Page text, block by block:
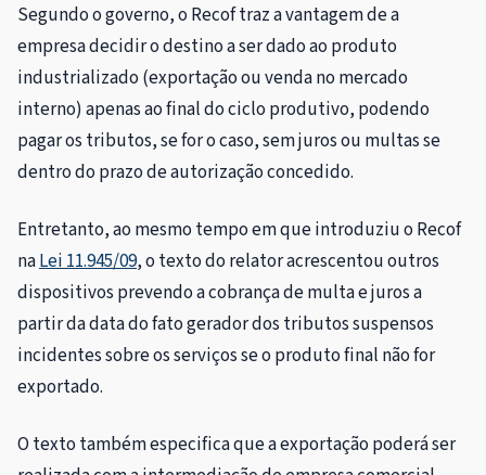
Segundo o governo, o Recof traz a vantagem de a
empresa decidir o destino a ser dado ao produto
industrializado (exportação ou venda no mercado
interno) apenas ao final do ciclo produtivo, podendo
pagar os tributos, se for o caso, sem juros ou multas se
dentro do prazo de autorização concedido.
Entretanto, ao mesmo tempo em que introduziu o Recof
naLei 11.945/09, o texto do relator acrescentou outros
dispositivos prevendo a cobrança de multa e juros a
partir da data do fato gerador dos tributos suspensos
incidentes sobre os serviços se o produto final não for
exportado.
O texto também especifica que a exportação poderá ser